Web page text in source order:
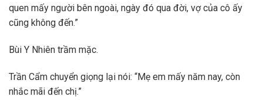
quen mấy người bên ngoài, ngày đó qua đời, vợ của cô ấy
cũng không đến.”
Bùi Y Nhiên trầm mặc.
Trần Cẩm chuyển giọng lại nói: “Mẹ em mấy năm nay, còn
nhắc mãi đến chị.”